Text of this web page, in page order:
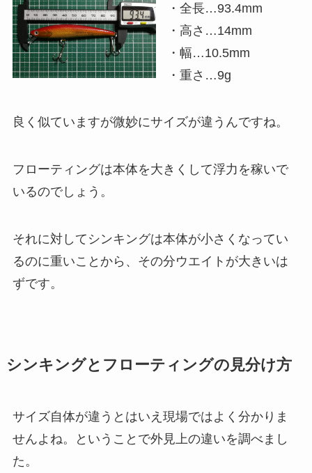
・全長…93.4mm
・高さ…14mm
・幅…10.5mm
・重さ…9g
良く似ていますが微妙にサイズが違うんですね。
フローティングは本体を大きくして浮力を稼いで
いるのでしょう。
それに対してシンキングは本体が小さくなってい
るのに重いことから、その分ウエイトが大きいは
ずです。
シンキングとフローティングの見分け方
サイズ自体が違うとはいえ現場ではよく分かりま
せんよね。ということで外見上の違いを調べまし
た。